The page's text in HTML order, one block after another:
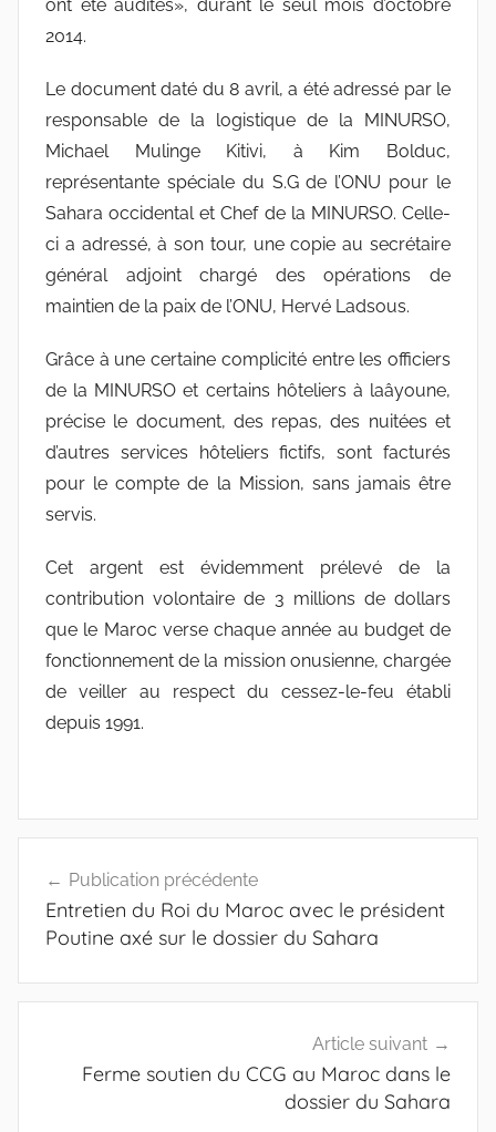
ont été audités», durant le seul mois d’octobre
2014.
Le document daté du 8 avril, a été adressé par le
responsable de la logistique de la MINURSO,
Michael Mulinge Kitivi, à Kim Bolduc,
représentante spéciale du S.G de l’ONU pour le
Sahara occidental et Chef de la MINURSO. Celle-
ci a adressé, à son tour, une copie au secrétaire
général adjoint chargé des opérations de
maintien de la paix de l’ONU, Hervé Ladsous.
Grâce à une certaine complicité entre les officiers
de la MINURSO et certains hôteliers à laâyoune,
précise le document, des repas, des nuitées et
d’autres services hôteliers fictifs, sont facturés
pour le compte de la Mission, sans jamais être
servis.
Cet argent est évidemment prélevé de la
contribution volontaire de 3 millions de dollars
que le Maroc verse chaque année au budget de
fonctionnement de la mission onusienne, chargée
de veiller au respect du cessez-le-feu établi
depuis 1991.
de
l’article
Publication précédente
Entretien du Roi du Maroc avec le président
Poutine axé sur le dossier du Sahara
Article suivant
Ferme soutien du CCG au Maroc dans le
dossier du Sahara